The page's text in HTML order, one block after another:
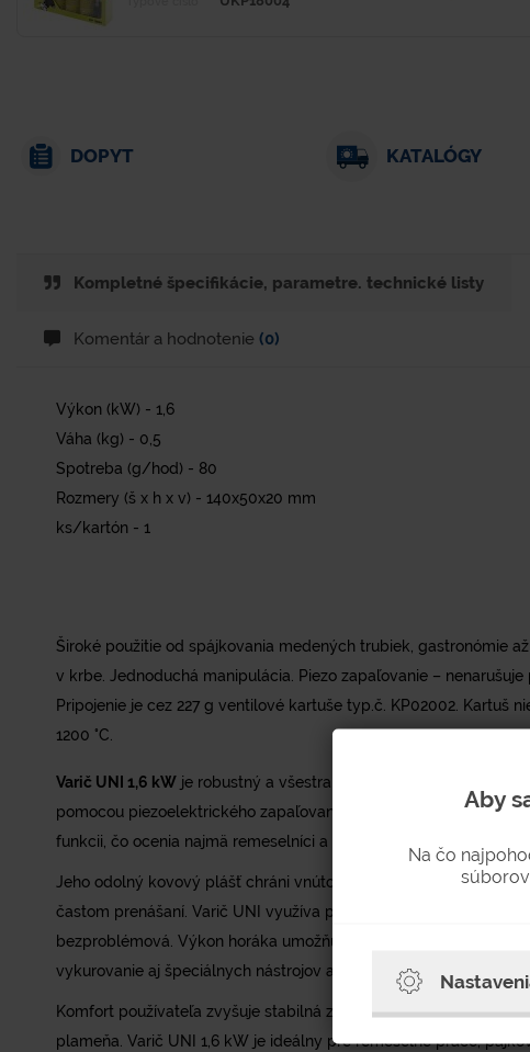
DOPYT KATALÓGY
Kompletné špecifikácie, parametre. technické listy
Komentár a hodnotenie (0)
Výkon (kW) - 1,6
Váha (kg) - 0,5
Spotreba (g/hod) - 80
Rozmery (š x h x v) - 140x50x20 mm
ks/kartón - 1
Široké použitie od spájkovania medených trubiek, gastronómie
v krbe. Jednoduchá manipulácia. Piezo zapaľovanie – nenarušuje
Pripojenie je cez 227 g ventilové kartuše typ.č. KP02002. Kartuš
1200 °C.
Varič UNI 1,6 kW je robustný a všestranný plynový horák, ktorý
pomocou piezoelektrického zapaľovania. Po krátkom
funkcii, čo ocenia najmä remeselníci a domácich majstrov pri
Jeho odolný kovový plášť chráni vnútorné komponenty pred
častom prenášaní. Varič UNI využíva propán-butánové kartuše
bezproblémová. Výkon horáka umožňuje dosiahnuť teplotu
vykurovanie aj špeciálnych nástrojov alebo prípravu jedál v
Komfort používateľa zvyšuje stabilná základňa a intuitívna
plameňa. Varič UNI 1,6 kW je ideálny pre remeselné práce,
Aby
Na čo